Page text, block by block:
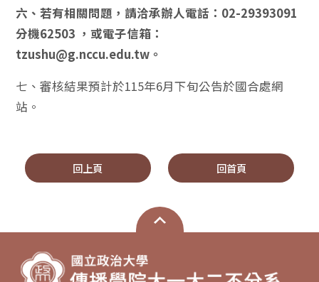
六、若有相關問題，請洽承辦人電話：02-29393091
分機62503 ，或電子信箱：
tzushu@g.nccu.edu.tw。
七、審核結果預計於115年6月下旬公告於國合處網
站。
回上頁 回首頁